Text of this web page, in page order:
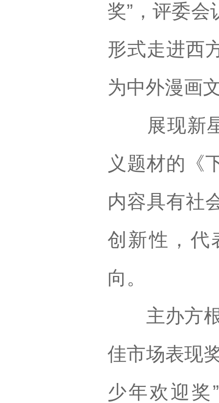
奖”，评委
形式走进西
为中外漫画
展现新星
义题材的《
内容具有社
创新性，代
向。
主办方根
佳市场表现
少年欢迎奖